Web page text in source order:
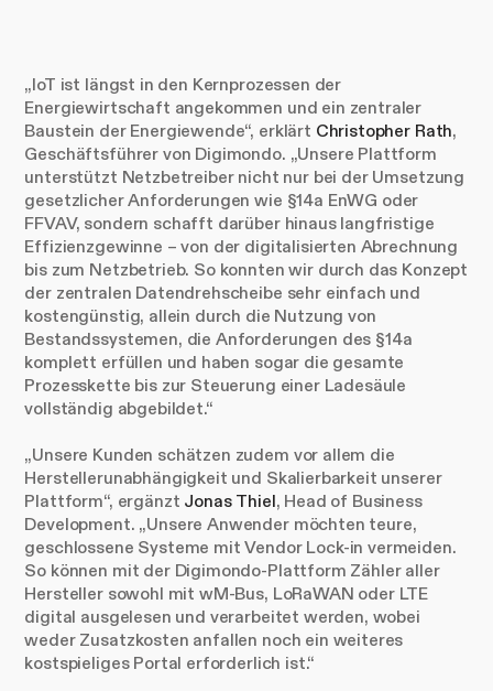
„IoT ist längst in den Kernprozessen der
Energiewirtschaft angekommen und ein zentraler
Baustein der Energiewende“, erklärt Christopher Rath,
Geschäftsführer von Digimondo. „Unsere Plattform
unterstützt Netzbetreiber nicht nur bei der Umsetzung
gesetzlicher Anforderungen wie §14a EnWG oder
FFVAV, sondern schafft darüber hinaus langfristige
Effizienzgewinne – von der digitalisierten Abrechnung
bis zum Netzbetrieb. So konnten wir durch das Konzept
der zentralen Datendrehscheibe sehr einfach und
kostengünstig, allein durch die Nutzung von
Bestandssystemen, die Anforderungen des §14a
komplett erfüllen und haben sogar die gesamte
Prozesskette bis zur Steuerung einer Ladesäule
vollständig abgebildet.“
„Unsere Kunden schätzen zudem vor allem die
Herstellerunabhängigkeit und Skalierbarkeit unserer
Plattform“, ergänzt Jonas Thiel, Head of Business
Development. „Unsere Anwender möchten teure,
geschlossene Systeme mit Vendor Lock-in vermeiden.
So können mit der Digimondo-Plattform Zähler aller
Hersteller sowohl mit wM-Bus, LoRaWAN oder LTE
digital ausgelesen und verarbeitet werden, wobei
weder Zusatzkosten anfallen noch ein weiteres
kostspieliges Portal erforderlich ist.“